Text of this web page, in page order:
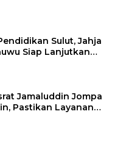
Sulut, Jahja
Siap Lanjutkan
Jamaluddin Jompa
Pastikan Layanan